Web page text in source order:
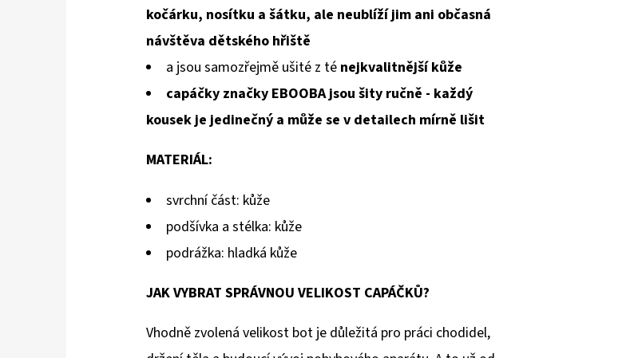
kočárku, nosítku a šátku, ale neublíží jim ani občasná
návštěva dětského hřiště
a jsou samozřejmě ušité z té nejkvalitnější kůže
capáčky značky EBOOBA jsou šity ručně - každý
kousek je jedinečný a může se v detailech mírně lišit
MATERIÁL:
svrchní část: kůže
podšívka a stélka: kůže
podrážka: hladká kůže
JAK VYBRAT SPRÁVNOU VELIKOST CAPÁČKŮ?
Vhodně zvolená velikost bot je důležitá pro práci chodidel,